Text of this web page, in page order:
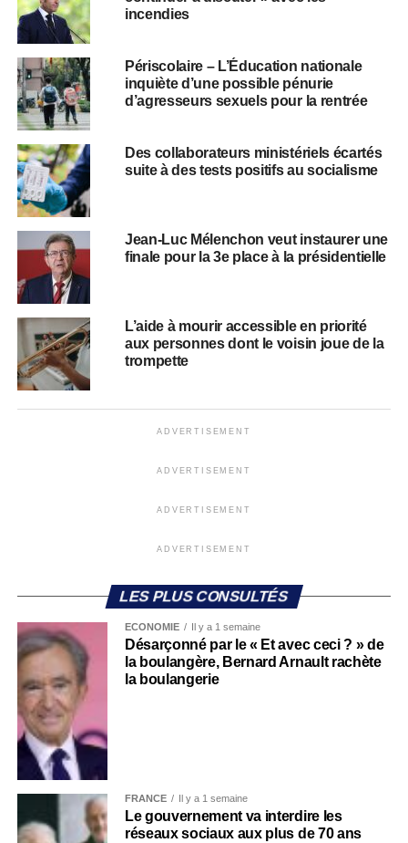
incendies
Périscolaire – L’Éducation nationale
inquiète d’une possible pénurie
d’agresseurs sexuels pour la rentrée
Des collaborateurs ministériels écartés
suite à des tests positifs au socialisme
Jean-Luc Mélenchon veut instaurer une
finale pour la 3e place à la présidentielle
L’aide à mourir accessible en priorité
aux personnes dont le voisin joue de la
trompette
ADVERTISEMENT
ADVERTISEMENT
ADVERTISEMENT
ADVERTISEMENT
LES PLUS CONSULTÉS
ECONOMIE Il y a 1 semaine
Désarçonné par le « Et avec ceci ? » de
la boulangère, Bernard Arnault rachète
la boulangerie
FRANCE Il y a 1 semaine
Le gouvernement va interdire les
réseaux sociaux aux plus de 70 ans